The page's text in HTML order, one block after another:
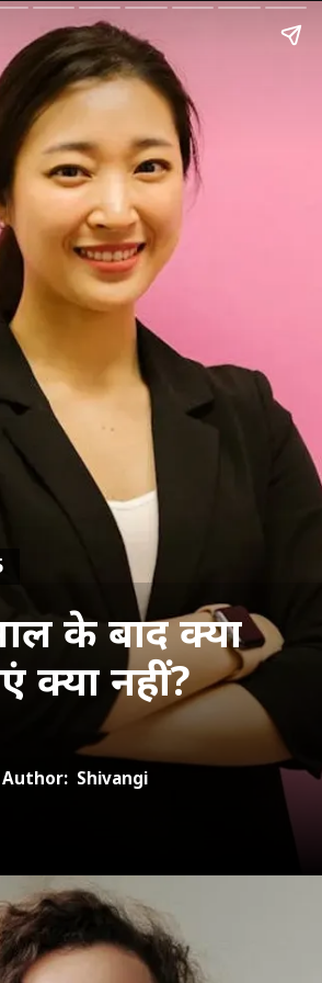
के बाद क्या
क्या नहीं?
Author: Shivangi